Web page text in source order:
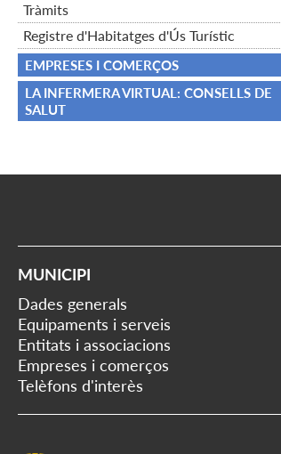
Tràmits
Registre d'Habitatges d'Ús Turístic
EMPRESES I COMERÇOS
LA INFERMERA VIRTUAL: CONSELLS DE
SALUT
MUNICIPI
Dades generals
Equipaments i serveis
Entitats i associacions
Empreses i comerços
Telèfons d'interès